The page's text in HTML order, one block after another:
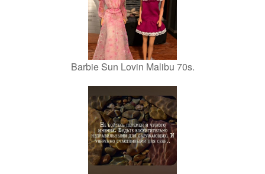
Barbie Sun Lovin Malibu 70s.